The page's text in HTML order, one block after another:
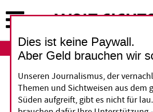
zum
Inhalt
Islam und Umweltschutz
„Sanftmütig auf
Dies ist keine Paywall.
Aber Geld brauchen wir
Unseren Journalismus, der
Themen und Sichtweisen aus dem
Süden aufgreift, gibt es nicht für